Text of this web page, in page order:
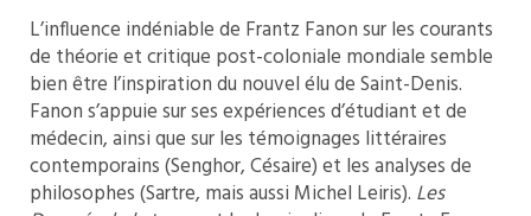
L’influence indéniable de Frantz Fanon sur les courants
de théorie et critique post-coloniale mondiale semble
bien être l’inspiration du nouvel élu de Saint-Denis.
Fanon s’appuie sur ses expériences d’étudiant et de
médecin, ainsi que sur les témoignages littéraires
contemporains (Senghor, Césaire) et les analyses de
philosophes (Sartre, mais aussi Michel Leiris). Les